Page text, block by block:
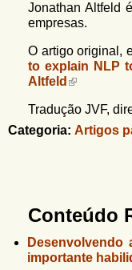
Jonathan Altfeld
empresas.
O artigo original,
to explain NLP
Altfeld
Tradução JVF,
Categoria: Artigos
Conteúdo
Desenvolvendo
importante